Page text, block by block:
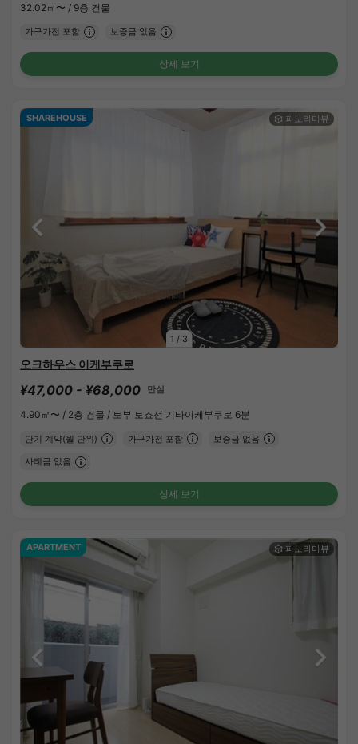
32.02㎡〜 / 9층 건물
가구가전 포함 보증금 없음
상세 보기
1 / 3
SHAREHOUSE
오크하우스 이케부쿠로
¥47,000 - ¥68,000 만실
4.90㎡〜 / 2층 건물 / 토부 토죠선 기타이케부쿠로 6분
단기 계약(월 단위) 가구가전 포함 보증금 없음
사례금 없음
상세 보기
APARTMENT